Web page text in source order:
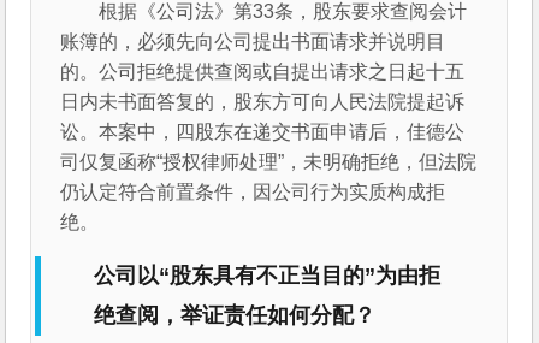
根据《公司法》第33条，股东要求查阅会计
账簿的，必须先向公司提出书面请求并说明目
的。公司拒绝提供查阅或自提出请求之日起十五
日内未书面答复的，股东方可向人民法院提起诉
讼。本案中，四股东在递交书面申请后，佳德公
司仅复函称“授权律师处理”，未明确拒绝，但法院
仍认定符合前置条件，因公司行为实质构成拒
绝。
公司以“股东具有不正当目的”为由拒
绝查阅，举证责任如何分配？